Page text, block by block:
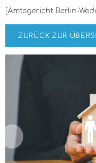
[Amtsgericht Berlin-
ZURÜCK ZUR